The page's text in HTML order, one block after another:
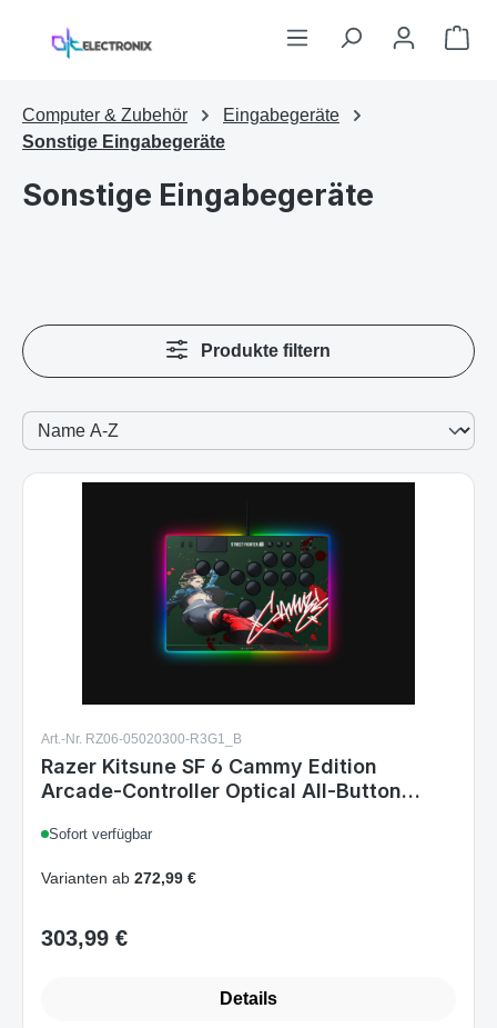
Zum Hauptinhalt springen
Computer & Zubehör
Eingabegeräte
Sonstige Eingabegeräte
Sonstige Eingabegeräte
Produkte filtern
Art.-Nr. RZ06-05020300-R3G1_B
Razer Kitsune SF 6 Cammy Edition
Arcade-Controller Optical All-Button
Sofort verfügbar
Varianten ab 272,99 €
Regulärer Preis:
303,99 €
Details